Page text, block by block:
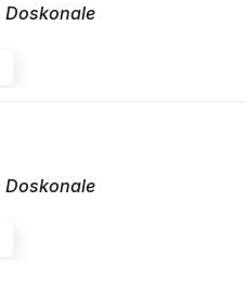
Doskonale
Doskonale